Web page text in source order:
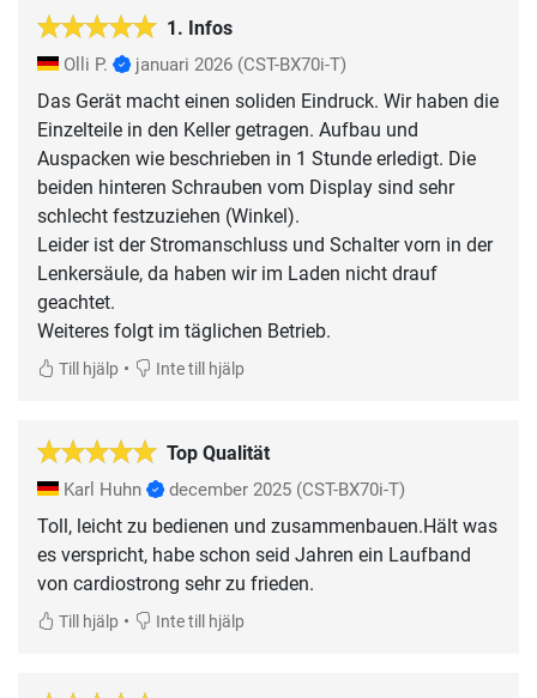
1. Infos
Olli P. januari 2026 (CST-BX70i-T)
Das Gerät macht einen soliden Eindruck. Wir haben die
Einzelteile in den Keller getragen. Aufbau und
Auspacken wie beschrieben in 1 Stunde erledigt. Die
beiden hinteren Schrauben vom Display sind sehr
schlecht festzuziehen (Winkel).
Leider ist der Stromanschluss und Schalter vorn in der
Lenkersäule, da haben wir im Laden nicht drauf
geachtet.
Weiteres folgt im täglichen Betrieb.
Till hjälp • Inte till hjälp
Top Qualität
Karl Huhn december 2025 (CST-BX70i-T)
Toll, leicht zu bedienen und zusammenbauen.Hält was
es verspricht, habe schon seid Jahren ein Laufband
von cardiostrong sehr zu frieden.
Till hjälp • Inte till hjälp